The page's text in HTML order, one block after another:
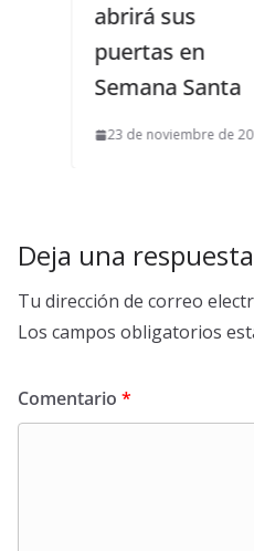
abrirá sus
puertas en
Semana Santa
23 de noviembre de 2012
Deja una respuesta
Tu dirección de correo
Los campos obligatorios
Comentario *